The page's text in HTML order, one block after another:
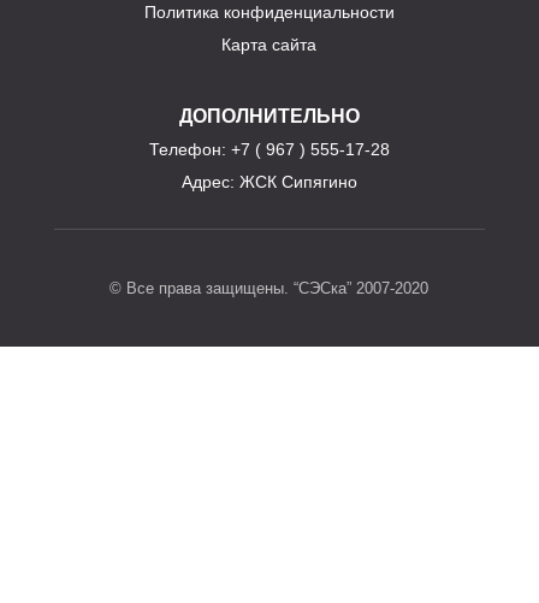
Политика конфиденциальности
Карта сайта
ДОПОЛНИТЕЛЬНО
Телефон: +7 ( 967 ) 555-17-28
Адрес: ЖСК Сипягино
© Все права защищены. “СЭСка” 2007-2020